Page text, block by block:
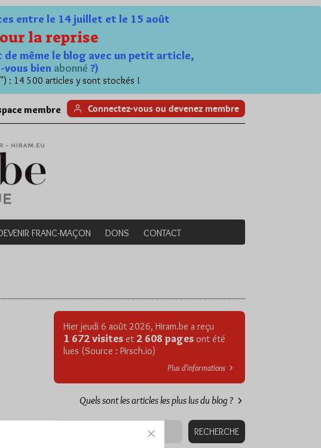
entre le 14 juillet et le 15 août
la reprise
même le blog avec un petit article,
bien abonné ?)
: 14 500 articles y sont stockés !
membre Connectez-vous ou devenez membre
FRANC-MAÇON DONS CONTACT
Hier jeudi 6 août 2026, Hiram.be a reçu
1 672 visites et 2 608 pages ont été
lues (Source : Pirsch.io)
Plus d’informations
Quels sont les articles les plus lus du blog ?